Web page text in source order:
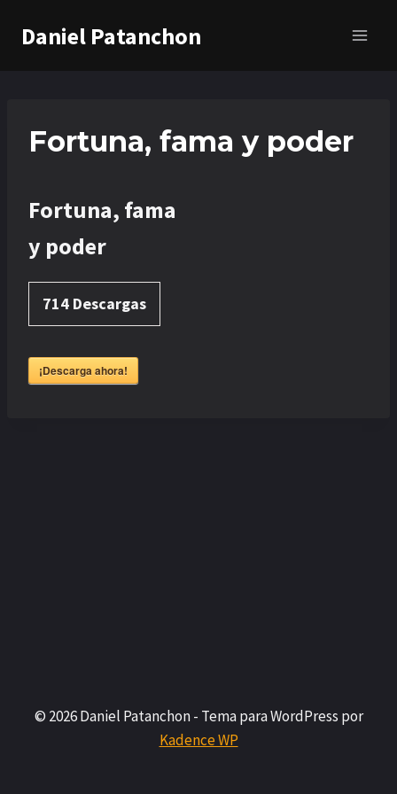
Daniel Patanchon
Fortuna, fama y poder
Fortuna, fama
y poder
714 Descargas
¡Descarga ahora!
© 2026 Daniel Patanchon - Tema para WordPress por
Kadence WP